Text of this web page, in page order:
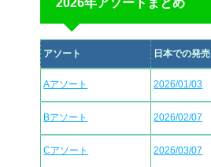
アソート 日本での発売
Aアソート 2026/01/03
Bアソート 2026/02/07
Cアソート 2026/03/07